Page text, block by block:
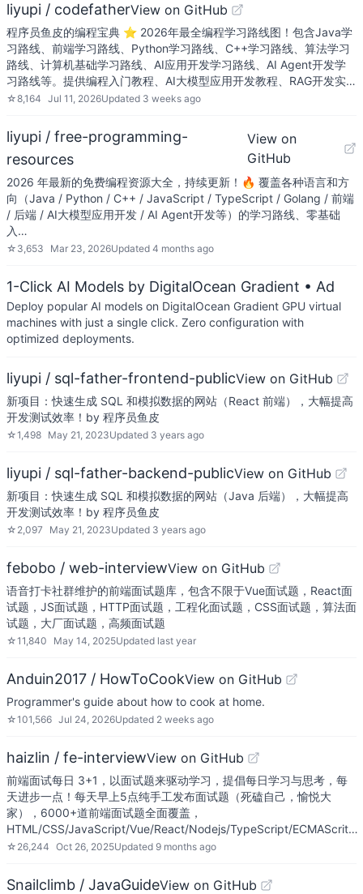
liyupi / codefatherView on GitHub
程序员鱼皮的编程宝典 ⭐️ 2026年最全编程学习路线图！包含Java学
习路线、前端学习路线、Python学习路线、C++学习路线、算法学习
路线、计算机基础学习路线、AI应用开发学习路线、AI Agent开发学
习路线等。提供编程入门教程、AI大模型应用开发教程、RAG开发实…
☆8,164 Jul 11, 2026Updated 3 weeks ago
liyupi / free-programming-
resources
View on
GitHub
2026 年最新的免费编程资源大全，持续更新！🔥 覆盖各种语言和方
向（Java / Python / C++ / JavaScript / TypeScript / Golang / 前端
/ 后端 / AI大模型应用开发 / AI Agent开发等）的学习路线、零基础
入…
☆ 3,653 Mar 23, 2026Updated 4 months ago
1-Click AI Models by DigitalOcean Gradient • Ad
Deploy popular AI models on DigitalOcean Gradient GPU virtual
machines with just a single click. Zero configuration with
optimized deployments.
liyupi / sql-father-frontend-publicView on GitHub
新项目：快速生成 SQL 和模拟数据的网站（React 前端），大幅提高
开发测试效率！by 程序员鱼皮
☆1,498 May 21, 2023Updated 3 years ago
liyupi / sql-father-backend-publicView on GitHub
新项目：快速生成 SQL 和模拟数据的网站（Java 后端），大幅提高
开发测试效率！by 程序员鱼皮
☆ 2,097 May 21, 2023Updated 3 years ago
febobo / web-interviewView on GitHub
语音打卡社群维护的前端面试题库，包含不限于Vue面试题，React面
试题，JS面试题，HTTP面试题，工程化面试题，CSS面试题，算法面
试题，大厂面试题，高频面试题
☆11,840 May 14, 2025Updated last year
Anduin2017 / HowToCookView on GitHub
Programmer's guide about how to cook at home.
☆101,566 Jul 24, 2026Updated 2 weeks ago
haizlin / fe-interviewView on GitHub
前端面试每日 3+1，以面试题来驱动学习，提倡每日学习与思考，每
天进步一点！每天早上5点纯手工发布面试题（死磕自己，愉悦大
家），6000+道前端面试题全面覆盖，
HTML/CSS/JavaScript/Vue/React/Nodejs/TypeScript/ECMAScrit…
☆ 26,244 Oct 26, 2025Updated 9 months ago
Snailclimb / JavaGuideView on GitHub